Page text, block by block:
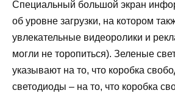
Специальный большой экран
об уровне загрузки, на котором
увлекательные видеоролики и
могли не торопиться). Зеленые
указывают на то, что коробка
светодиоды – на то, что коробка